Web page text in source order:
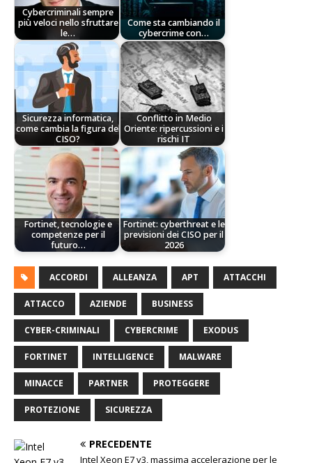
Cybercriminali sempre
più veloci nello sfruttare
le…
Come sta cambiando il
cybercrime con…
Sicurezza informatica,
come cambia la figura del
CISO?
Conflitto in Medio
Oriente: ripercussioni e i
rischi IT
Fortinet, tecnologie e
competenze per il
futuro…
Fortinet: cyberthreat e le
previsioni dei CISO per il
2026
ACCORDI ALLEANZA APT ATTACCHI
ATTACCO AZIENDE BUSINESS
CYBER-CRIMINALI CYBERCRIME EXODUS
FORTINET INTELLIGENCE MALWARE
MINACCE PARTNER PROTEGGERE
PROTEZIONE SICUREZZA
PRECEDENTE
Intel Xeon E7 v3, massima accelerazione per le